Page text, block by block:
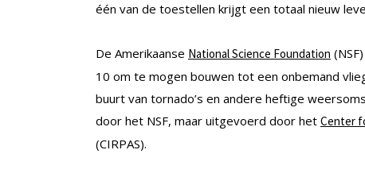
één van de toestellen krijgt een totaal nieuw
De Amerikaanse National Science Foundation
10 om te mogen bouwen tot een onbemand
buurt van tornado’s en andere heftige
door het NSF, maar uitgevoerd door het Center
(CIRPAS).